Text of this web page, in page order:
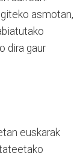
asmotan,
dira gaur
euskarak